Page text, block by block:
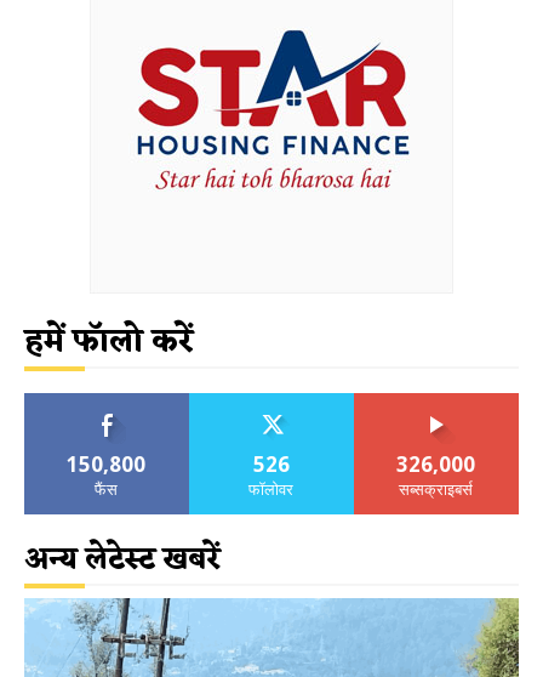
हमें फॉलो करें
150,800
फैंस
526
फॉलोवर
326,000
सब्सक्राइबर्स
अन्य लेटेस्ट खबरें